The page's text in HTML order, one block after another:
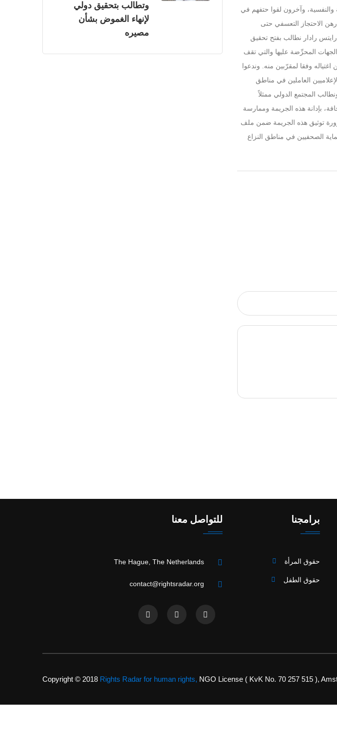
وتطالب بتحقيق دولي
لإنهاء الغموض بشأن
مصيره
وآخرون لقوا حتفهم في
الاحتجاز التعسفي حتى
رادار نطالب بفتح تحقيق
المحرِّضة عليها والتي تقف
وفقا لمقرّبين منه. وندعوا
العاملين في مناطق
المجتمع الدولي ممثلاً
بإدانة هذه الجريمة وممارسة
توثيق هذه الجريمة ضمن ملف
للتواصل معنا
The Hague, The Netherlands
contact@rightsradar.org
برامجنا
حقوق المرأة
حقوق الطفل
Copyright © 2018 Rights Radar for human rights, NGO License ( KvK No. 70 257 515 ),